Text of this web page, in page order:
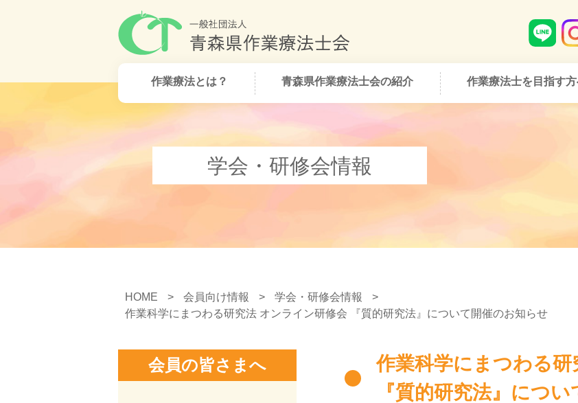
作業療法とは？ 青森県作業療法士会の紹介 作業療法士を目指す
学会・研修会情報
HOME > 会員向け情報 > 学会・研修会情報
>
作業科学にまつわる研究法 オンライン研修会 『質的研究法』について開催のお知らせ
作業科学にまつわる
『質的研究法』につ
会員の皆さまへ